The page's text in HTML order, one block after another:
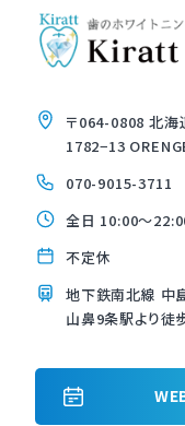
〒064-0808 北海
1782−13
070-9015-3711
全日 10:00〜
不定休
地下鉄南北線 中
山鼻9条駅より徒